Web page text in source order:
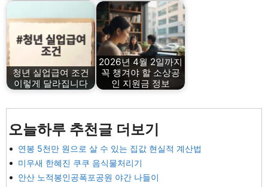
청년 실업급여 조건
이렇게 달라집니다
2026년 4월 2일까지
꼭 챙겨야 할 소상공
인 지원금 정보
오늘하루 추천글 더보기
연봉 5천만 원으로 살 수 있는 집값 현실적 계산법
미우새 한혜진 쿠쿠 음식물처리기
안산 노적봉인공폭포공원 야간 나들이